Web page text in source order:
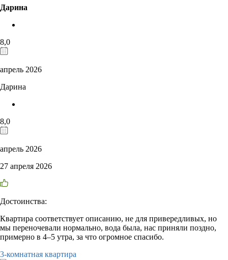
Дарина
8,0
апрель 2026
Дарина
8,0
апрель 2026
27 апреля 2026
Достоинства:
Квартира соответствует описанию, не для привередливых, но
мы переночевали нормально, вода была, нас приняли поздно,
примерно в 4–5 утра, за что огромное спасибо.
3-комнатная квартира